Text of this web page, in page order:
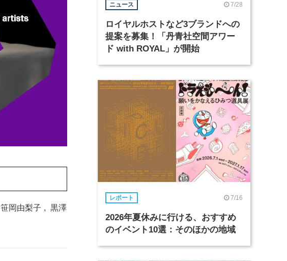
笹岡由梨子 , 黒澤
ニュース 7/28
ロイヤルホストなど3ブランドへの
提案を募集！「丹青社空間アワー
ド with ROYAL」が開始
レポート 7/16
2026年夏休みに行ける、おすすめ
のイベント10選：そのほかの地域